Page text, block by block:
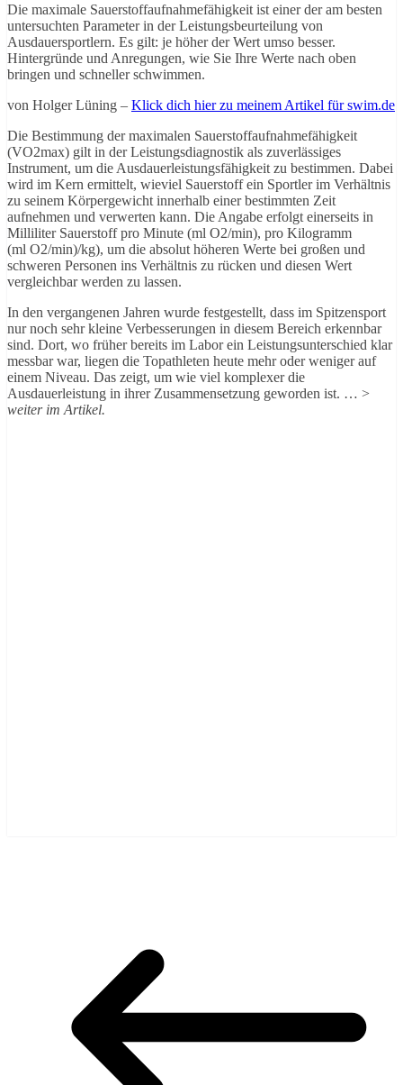
Die maximale Sauerstoffaufnahmefähigkeit ist einer der am besten
untersuchten Parameter in der Leistungsbeurteilung von
Ausdauersportlern. Es gilt: je höher der Wert umso besser.
Hintergründe und Anregungen, wie Sie Ihre Werte nach oben
bringen und schneller schwimmen.
von Holger Lüning – Klick dich hier zu meinem Artikel für swim.de
Die Bestimmung der maximalen Sauerstoffaufnahmefähigkeit
(VO2max) gilt in der Leistungsdiagnostik als zuverlässiges
Instrument, um die Ausdauerleistungsfähigkeit zu bestimmen. Dabei
wird im Kern ermittelt, wieviel Sauerstoff ein Sportler im Verhältnis
zu seinem Körpergewicht innerhalb einer bestimmten Zeit
aufnehmen und verwerten kann. Die Angabe erfolgt einerseits in
Milliliter Sauerstoff pro Minute (ml O2/min), pro Kilogramm
(ml O2/min)/kg), um die absolut höheren Werte bei großen und
schweren Personen ins Verhältnis zu rücken und diesen Wert
vergleichbar werden zu lassen.
In den vergangenen Jahren wurde festgestellt, dass im Spitzensport
nur noch sehr kleine Verbesserungen in diesem Bereich erkennbar
sind. Dort, wo früher bereits im Labor ein Leistungsunterschied klar
messbar war, liegen die Topathleten heute mehr oder weniger auf
einem Niveau. Das zeigt, um wie viel komplexer die
Ausdauerleistung in ihrer Zusammensetzung geworden ist. … >
weiter im Artikel.